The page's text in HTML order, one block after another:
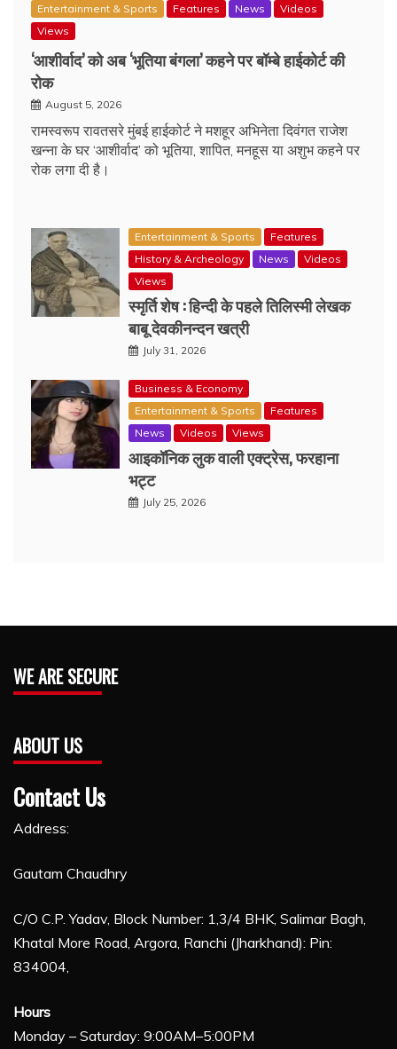
Entertainment & Sports Features News
Videos
Views
‘आशीर्वाद’ को अब ‘भूतिया बंगला’ कहने पर बॉम्बे हाईकोर्ट की
रोक
August 5, 2026
रामस्वरूप रावतसरे मुंबई हाईकोर्ट ने मशहूर अभिनेता दिवंगत राजेश
खन्ना के घर ‘आशीर्वाद’ को भूतिया, शापित, मनहूस या अशुभ कहने पर
रोक लगा दी है।
Entertainment & Sports
Features
History & Archeology
News
Videos
Views
स्मृर्ति शेष : हिन्दी के पहले तिलिस्मी लेखक
बाबू देवकीनन्दन खत्री
July 31, 2026
Business & Economy
Entertainment & Sports
Features
News
Videos Views
आइकॉनिक लुक वाली एक्‍ट्रेस, फरहाना
भट्ट
July 25, 2026
WE ARE SECURE
ABOUT US
Contact Us
Address:
Gautam Chaudhry
C/O C.P. Yadav, Block Number: 1,3/4 BHK, Salimar Bagh,
Khatal More Road, Argora, Ranchi (Jharkhand): Pin:
834004,
Hours
Monday – Saturday: 9:00AM–5:00PM